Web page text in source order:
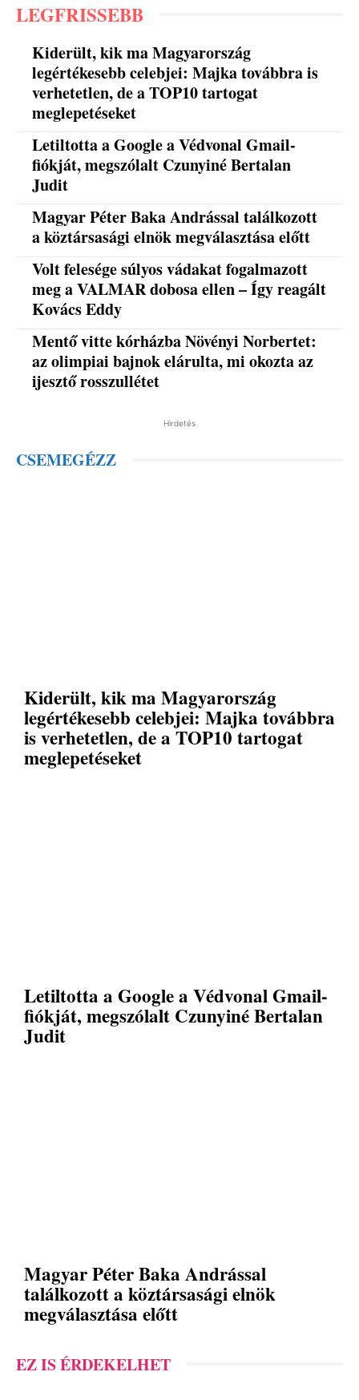
LEGFRISSEBB
Kiderült, kik ma Magyarország
legértékesebb celebjei: Majka továbbra is
verhetetlen, de a TOP10 tartogat
meglepetéseket
Letiltotta a Google a Védvonal Gmail-
fiókját, megszólalt Czunyiné Bertalan
Judit
Magyar Péter Baka Andrással találkozott
a köztársasági elnök megválasztása előtt
Volt felesége súlyos vádakat fogalmazott
meg a VALMAR dobosa ellen – Így reagált
Kovács Eddy
Mentő vitte kórházba Növényi Norbertet:
az olimpiai bajnok elárulta, mi okozta az
ijesztő rosszullétet
Hirdetés
CSEMEGÉZZ
Kiderült, kik ma Magyarország
legértékesebb celebjei: Majka továbbra
is verhetetlen, de a TOP10 tartogat
meglepetéseket
Letiltotta a Google a Védvonal Gmail-
fiókját, megszólalt Czunyiné Bertalan
Judit
Magyar Péter Baka Andrással
találkozott a köztársasági elnök
megválasztása előtt
EZ IS ÉRDEKELHET